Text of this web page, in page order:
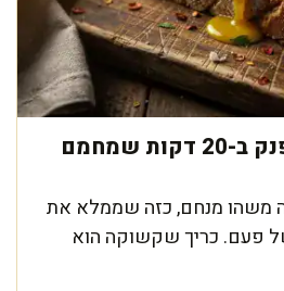
כריך שקשוקה מפנק ב-20 דקות שמחמם
משהו מנחם, כזה שממלא את
פעם. כריך שקשוקה הוא